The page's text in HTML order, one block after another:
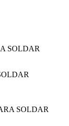
SOLDAR